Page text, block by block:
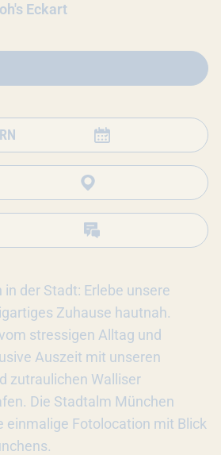
Eckart
der Stadt: Erlebe unsere
Zuhause hautnah.
stressigen Alltag und
Auszeit mit unseren
zutraulichen Walliser
Die Stadtalm München
einmalige Fotolocation mit Blick